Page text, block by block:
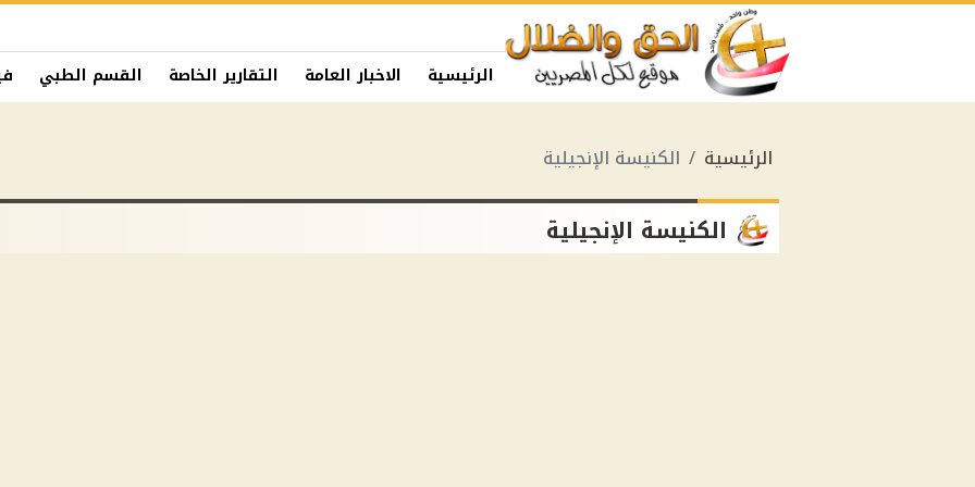
الرئيسية الاخبار العامة التقارير الخاصة القسم الطبي
الرئيسية الكنيسة الإنجيلية
الكنيسة الإنجيلية